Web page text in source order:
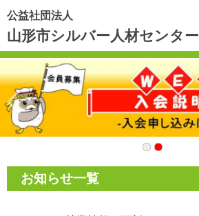
公益社団法人
山形市シルバー人材センター
お知らせ一覧